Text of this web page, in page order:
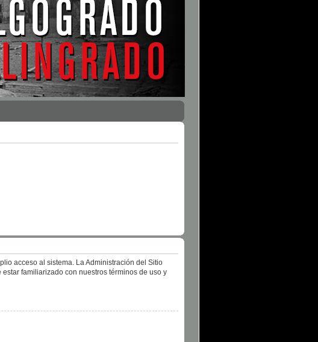
acceso al sistema. La Administración del Sitio
familiarizado con nuestros términos de uso y